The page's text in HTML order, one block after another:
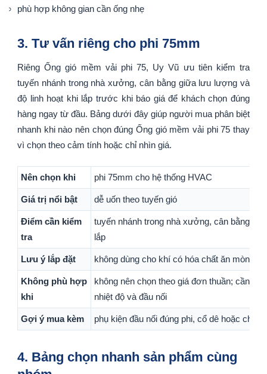
phù hợp không gian cần ống nhẹ
3. Tư vấn riêng cho phi 75mm
Riêng Ống gió mềm vải phi 75, Uy Vũ ưu tiên kiểm tra
tuyến nhánh trong nhà xưởng, cân bằng giữa lưu lượng và
độ linh hoạt khi lắp trước khi báo giá để khách chọn đúng
hàng ngay từ đầu. Bảng dưới đây giúp người mua phân biệt
nhanh khi nào nên chọn đúng Ống gió mềm vải phi 75 thay
vì chọn theo cảm tính hoặc chỉ nhìn giá.
Nên chọn khi phi 75mm cho hệ thống HVAC
Giá trị nổi bật dễ uốn theo tuyến gió
Điểm cần kiểm
tra
tuyến nhánh trong nhà xưởng, cân bằng
lắp
Lưu ý lắp đặt không dùng cho khí có hóa chất ăn mòn
Không phù hợp
khi
không nên chọn theo giá đơn thuần; cần
nhiệt độ và đầu nối
Gợi ý mua kèm phụ kiện đầu nối đúng phi, cổ dê hoặc chi
4. Bảng chọn nhanh sản phẩm cùng